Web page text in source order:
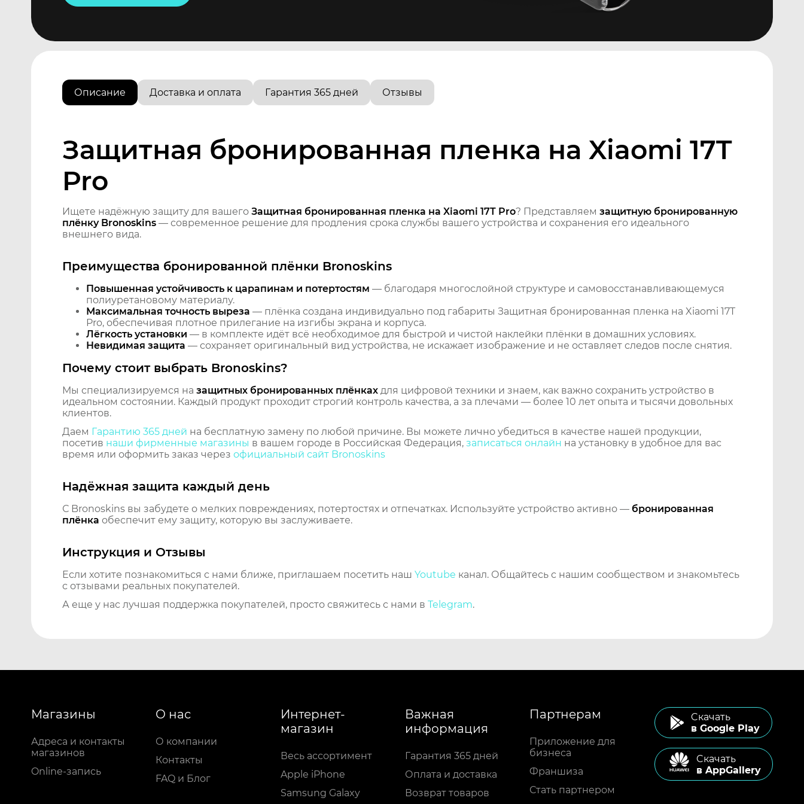
Описание Доставка и оплата Гарантия 365 дней Отзывы
Защитная бронированная пленка на Xiaomi 17T
Pro
Ищете надёжную защиту для вашего Защитная бронированная пленка на Xiaomi 17T Pro? Представляем защитную бронированную
плёнку Bronoskins — современное решение для продления срока службы вашего устройства и сохранения его идеального
внешнего вида.
Преимущества бронированной плёнки Bronoskins
Повышенная устойчивость к царапинам и потертостям — благодаря многослойной структуре и самовосстанавливающемуся
полиуретановому материалу.
Максимальная точность выреза — плёнка создана индивидуально под габариты Защитная бронированная пленка на Xiaomi 17T
Pro, обеспечивая плотное прилегание на изгибы экрана и корпуса.
Лёгкость установки — в комплекте идёт всё необходимое для быстрой и чистой наклейки плёнки в домашних условиях.
Невидимая защита — сохраняет оригинальный вид устройства, не искажает изображение и не оставляет следов после снятия.
Почему стоит выбрать Bronoskins?
Мы специализируемся на защитных бронированных плёнках для цифровой техники и знаем, как важно сохранить устройство в
идеальном состоянии. Каждый продукт проходит строгий контроль качества, а за плечами — более 10 лет опыта и тысячи довольных
клиентов.
Даем Гарантию 365 дней на бесплатную замену по любой причине. Вы можете лично убедиться в качестве нашей продукции,
посетив наши фирменные магазины в вашем городе в Российская Федерация, записаться онлайн на установку в удобное для вас
время или оформить заказ через официальный сайт Bronoskins
Надёжная защита каждый день
С Bronoskins вы забудете о мелких повреждениях, потертостях и отпечатках. Используйте устройство активно — бронированная
плёнка обеспечит ему защиту, которую вы заслуживаете.
Инструкция и Отзывы
Если хотите познакомиться с нами ближе, приглашаем посетить наш Youtube канал. Общайтесь с нашим сообществом и знакомьтесь
с отзывами реальных покупателей.
А еще у нас лучшая поддержка покупателей, просто свяжитесь с нами в Telegram.
Магазины
Адреса и контакты
магазинов
Online-запись
О нас
О компании
Контакты
FAQ и Блог
Интернет-
магазин
Весь ассортимент
Apple iPhone
Samsung Galaxy
Важная
информация
Гарантия 365 дней
Оплата и доставка
Возврат товаров
Партнерам
Приложение для
бизнеса
Франшиза
Стать партнером
Cкачать
в Google Play
Cкачать
в AppGallery